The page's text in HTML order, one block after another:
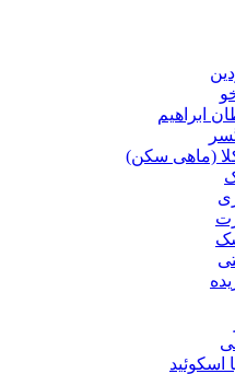
ابراهیم
(ماهی سکن)
اسکوئید